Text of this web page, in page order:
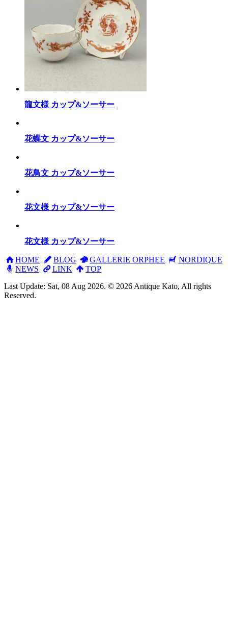
龍文様 カップ&ソーサー
花蝶文 カップ&ソーサー
花鳥文 カップ&ソーサー
花文様 カップ&ソーサー
花文様 カップ&ソーサー
HOME BLOG GALLERIE ORPHEE
NORDIQUE
NEWS
LINK
TOP
Last Update: Sat, 08 Aug 2026. © 2026 Antique Kato, All rights
Reserved.